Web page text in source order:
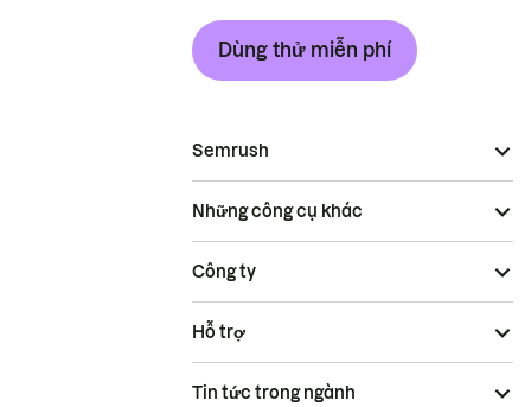
Dùng thử miễn phí
Semrush
Những công cụ khác
Công ty
Hỗ trợ
Tin tức trong ngành